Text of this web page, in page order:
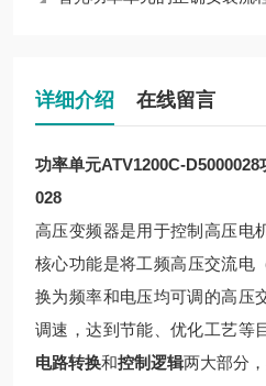
详细介绍 在线留言
功率单元ATV1200C-D5000028
028
高压变频器是用于控制高压电
核心功能是将工频高压交流电
换为频率和电压均可调的高压
调速，达到节能、优化工艺等
电路转换和控制逻辑两大部分